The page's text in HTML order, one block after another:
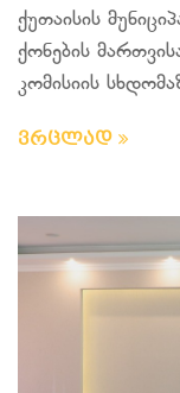
ქუთაისის
ქონების
კომისიის
ვრცლად